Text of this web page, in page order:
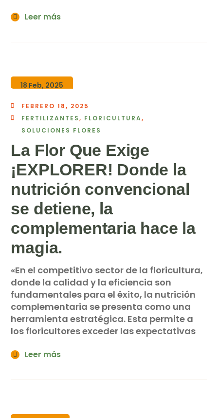
Leer más
18 Feb, 2025
FEBRERO 18, 2025
FERTILIZANTES, FLORICULTURA,
SOLUCIONES FLORES
La Flor Que Exige
¡EXPLORER! Donde la
nutrición convencional
se detiene, la
complementaria hace la
magia.
«En el competitivo sector de la floricultura,
donde la calidad y la eficiencia son
fundamentales para el éxito, la nutrición
complementaria se presenta como una
herramienta estratégica. Esta permite a
los floricultores exceder las expectativas
Leer más